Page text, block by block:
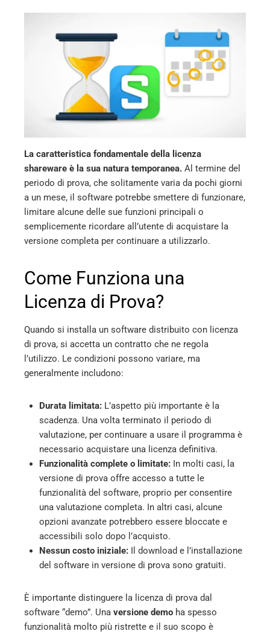
La caratteristica fondamentale della licenza
shareware è la sua natura temporanea. Al termine del
periodo di prova, che solitamente varia da pochi giorni
a un mese, il software potrebbe smettere di funzionare,
limitare alcune delle sue funzioni principali o
semplicemente ricordare all’utente di acquistare la
versione completa per continuare a utilizzarlo.
Come Funziona una
Licenza di Prova?
Quando si installa un software distribuito con licenza
di prova, si accetta un contratto che ne regola
l’utilizzo. Le condizioni possono variare, ma
generalmente includono:
Durata limitata: L’aspetto più importante è la
scadenza. Una volta terminato il periodo di
valutazione, per continuare a usare il programma è
necessario acquistare una licenza definitiva.
Funzionalità complete o limitate: In molti casi, la
versione di prova offre accesso a tutte le
funzionalità del software, proprio per consentire
una valutazione completa. In altri casi, alcune
opzioni avanzate potrebbero essere bloccate e
accessibili solo dopo l’acquisto.
Nessun costo iniziale: Il download e l’installazione
del software in versione di prova sono gratuiti.
È importante distinguere la licenza di prova dal
software “demo”. Una versione demo ha spesso
funzionalità molto più ristrette e il suo scopo è